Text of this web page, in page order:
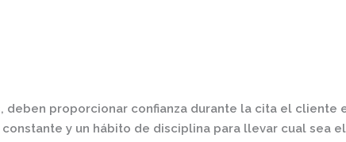
deben proporcionar confianza durante la cita el cliente
y un hábito de disciplina para llevar cual sea